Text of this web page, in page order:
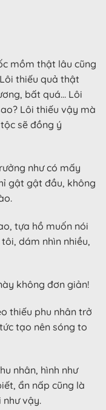
mồm thật lâu cũng
thiếu quả thật
bất quá… Lôi
Lôi thiếu vậy mà
sẽ đồng ý
như có mấy
gật gật đầu, không
tựa hồ muốn nói
dám nhìn nhiều,
không đơn giản!
thiếu phu nhân trở
tạo nên sóng to
nhân, hình như
ẩn nấp cũng là
như vậy.